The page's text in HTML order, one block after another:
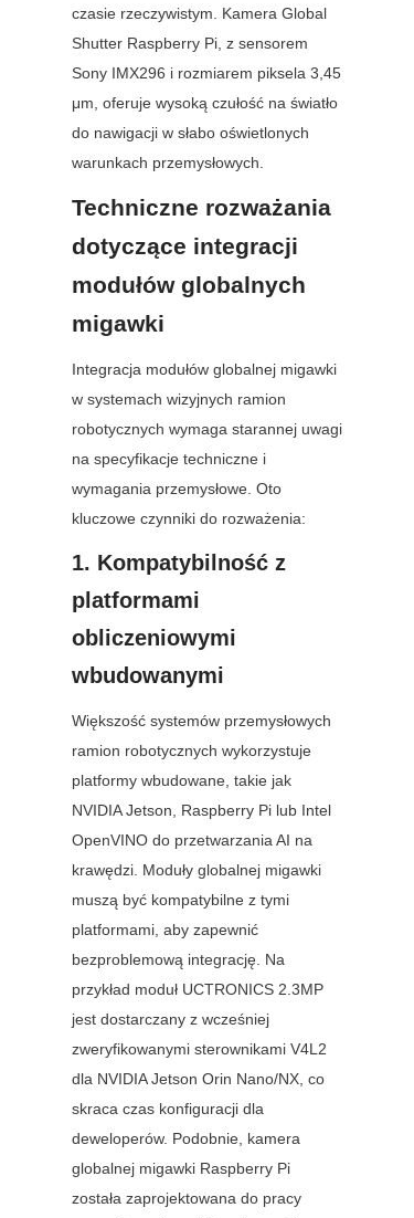
czasie rzeczywistym. Kamera Global
Shutter Raspberry Pi, z sensorem
Sony IMX296 i rozmiarem piksela 3,45
μm, oferuje wysoką czułość na światło
do nawigacji w słabo oświetlonych
warunkach przemysłowych.
Techniczne rozważania
dotyczące integracji
modułów globalnych
migawki
Integracja modułów globalnej migawki
w systemach wizyjnych ramion
robotycznych wymaga starannej uwagi
na specyfikacje techniczne i
wymagania przemysłowe. Oto
kluczowe czynniki do rozważenia:
1. Kompatybilność z
platformami
obliczeniowymi
wbudowanymi
Większość systemów przemysłowych
ramion robotycznych wykorzystuje
platformy wbudowane, takie jak
NVIDIA Jetson, Raspberry Pi lub Intel
OpenVINO do przetwarzania AI na
krawędzi. Moduły globalnej migawki
muszą być kompatybilne z tymi
platformami, aby zapewnić
bezproblemową integrację. Na
przykład moduł UCTRONICS 2.3MP
jest dostarczany z wcześniej
zweryfikowanymi sterownikami V4L2
dla NVIDIA Jetson Orin Nano/NX, co
skraca czas konfiguracji dla
deweloperów. Podobnie, kamera
globalnej migawki Raspberry Pi
została zaprojektowana do pracy